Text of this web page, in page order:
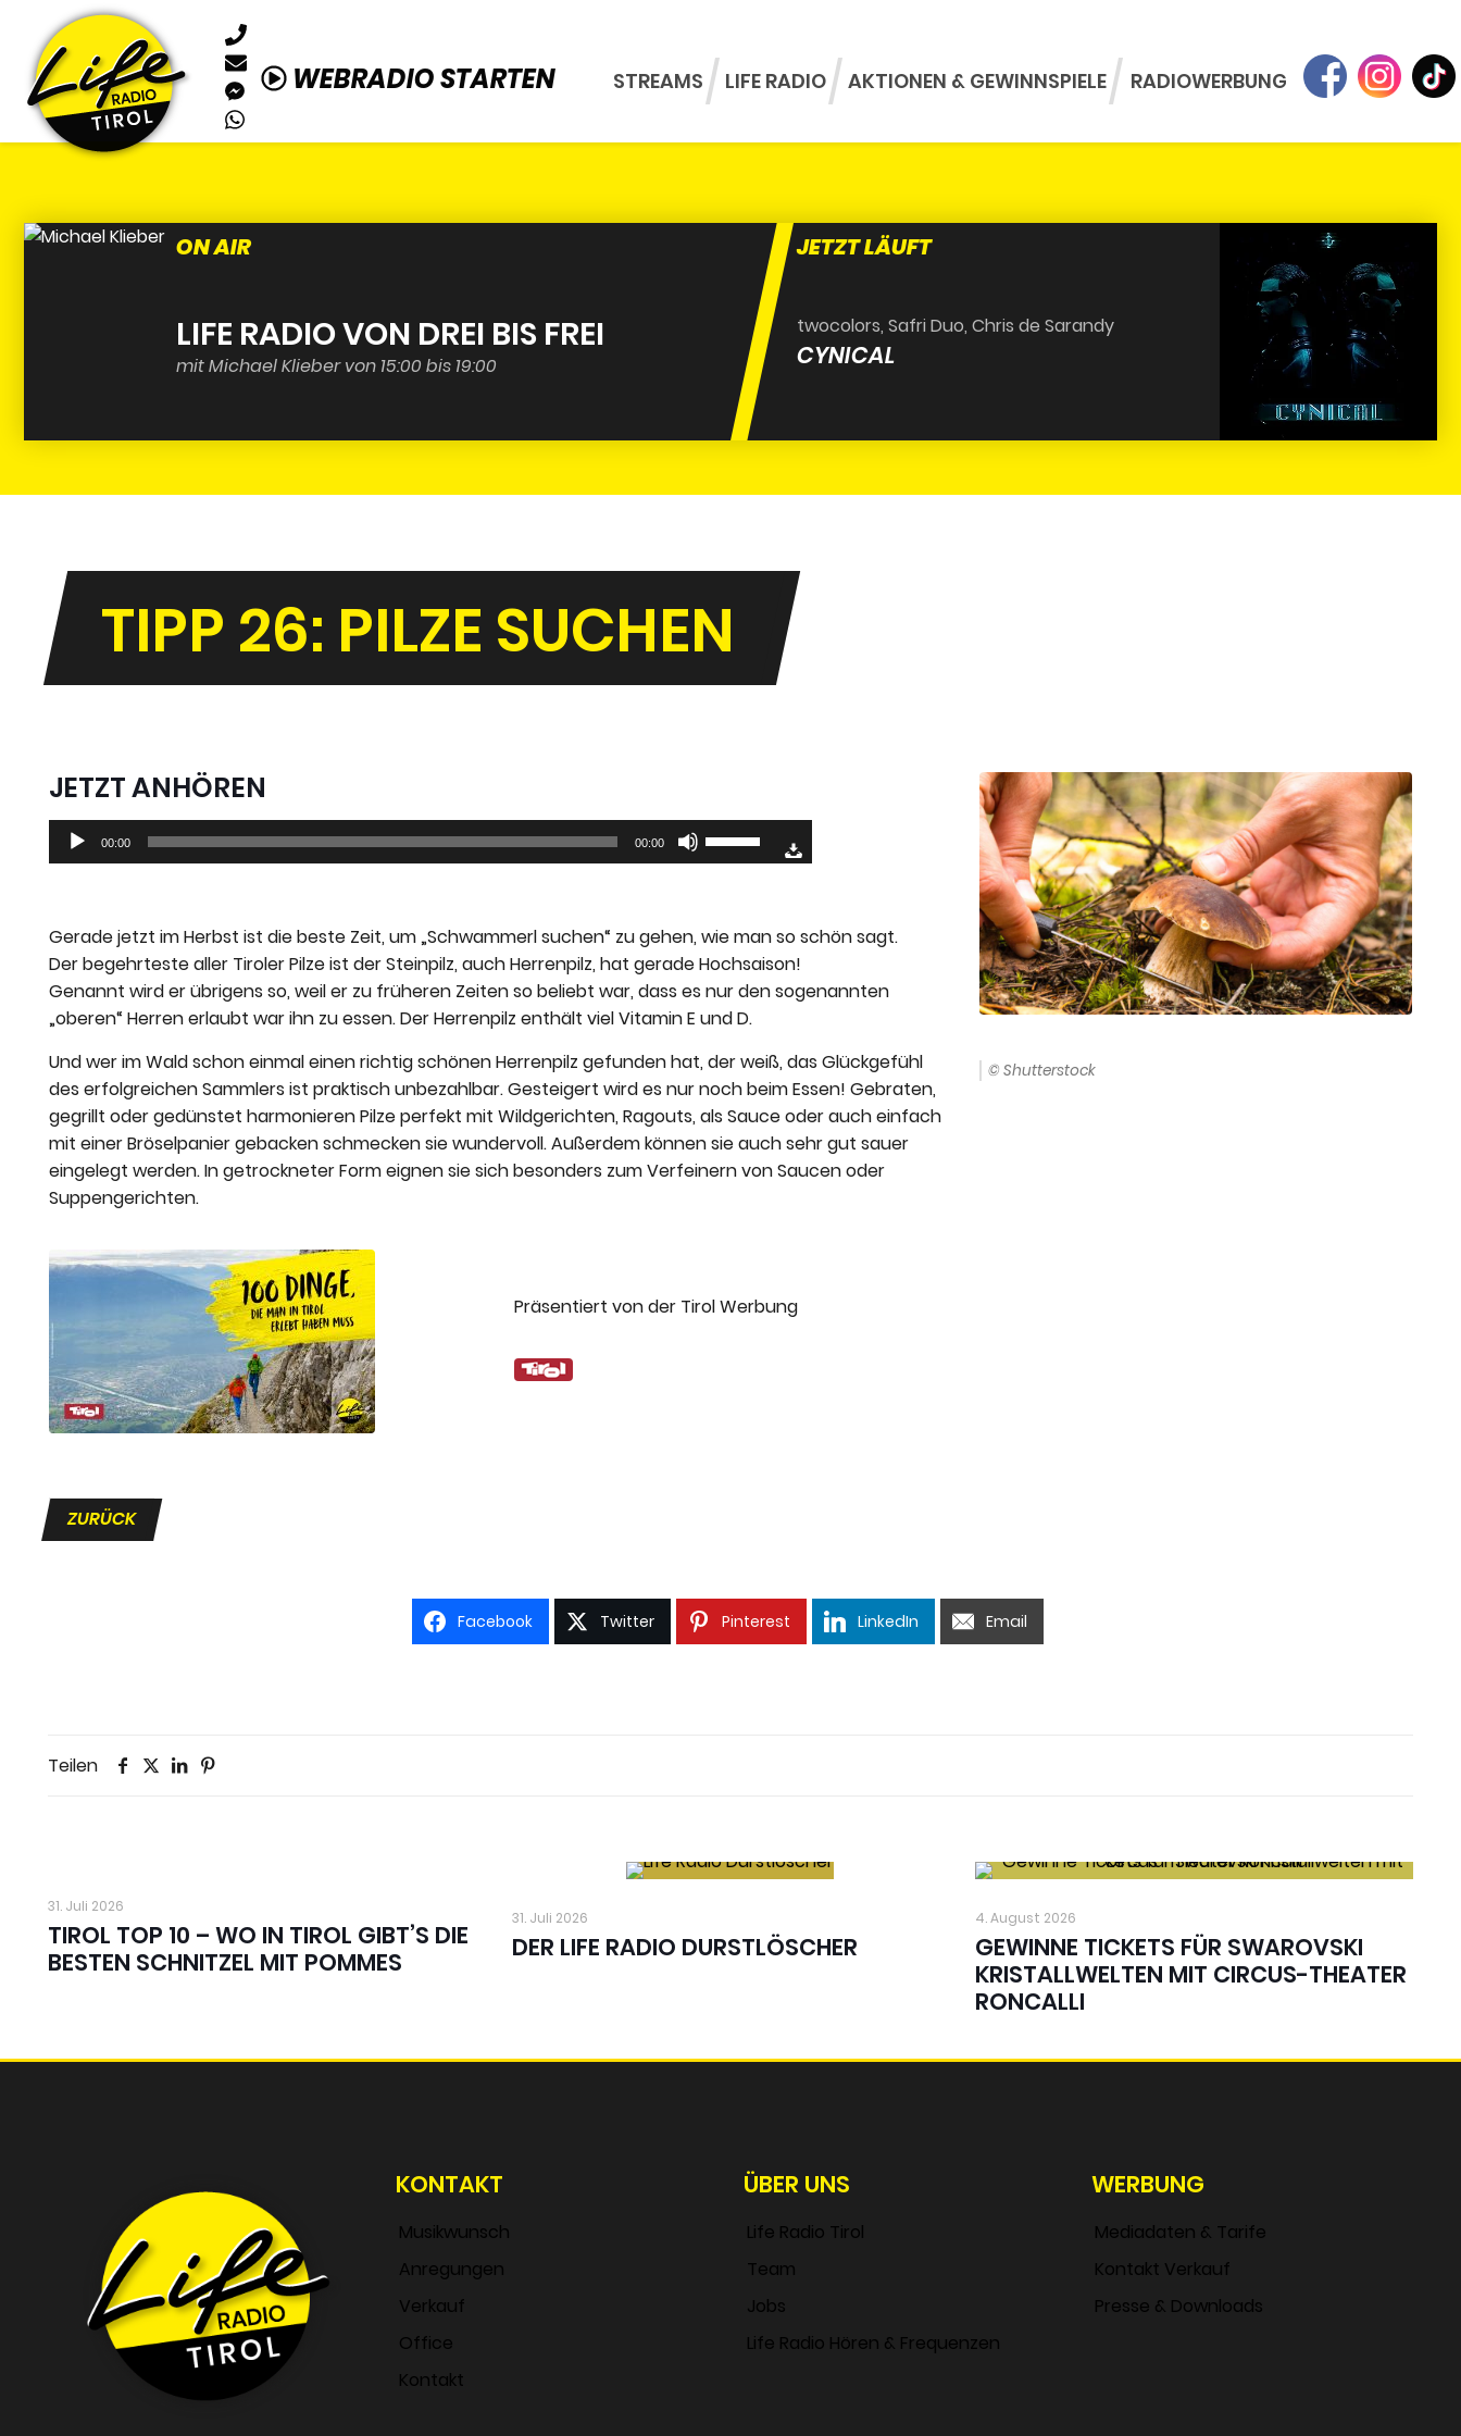
WEBRADIO STARTEN STREAMS LIFE RADIO AKTIONEN & GEWINNSPIELE RADIOWERBUNG
ON AIR
LIFE RADIO VON DREI BIS FREI
mit Michael Klieber von 15:00 bis 19:00
JETZT LÄUFT
twocolors, Safri Duo, Chris de Sarandy
CYNICAL
TIPP 26: PILZE SUCHEN
© Shutterstock
JETZT ANHÖREN
Audio-
Player
00:00 00:00
Hoch/Runter
die
Lautstärke
zu
regeln.
Gerade jetzt im Herbst ist die beste Zeit, um „Schwammerl suchen“ zu gehen, wie man so schön sagt.
Der begehrteste aller Tiroler Pilze ist der Steinpilz, auch Herrenpilz, hat gerade Hochsaison!
Genannt wird er übrigens so, weil er zu früheren Zeiten so beliebt war, dass es nur den sogenannten
„oberen“ Herren erlaubt war ihn zu essen. Der Herrenpilz enthält viel Vitamin E und D.
Und wer im Wald schon einmal einen richtig schönen Herrenpilz gefunden hat, der weiß, das Glückgefühl
des erfolgreichen Sammlers ist praktisch unbezahlbar. Gesteigert wird es nur noch beim Essen! Gebraten,
gegrillt oder gedünstet harmonieren Pilze perfekt mit Wildgerichten, Ragouts, als Sauce oder auch einfach
mit einer Bröselpanier gebacken schmecken sie wundervoll. Außerdem können sie auch sehr gut sauer
eingelegt werden. In getrockneter Form eignen sie sich besonders zum Verfeinern von Saucen oder
Suppengerichten.
Präsentiert von der Tirol Werbung
ZURÜCK
Facebook Twitter Pinterest LinkedIn Email
Teilen
31. Juli 2026
TIROL TOP 10 – WO IN TIROL GIBT’S DIE
BESTEN SCHNITZEL MIT POMMES
31. Juli 2026
DER LIFE RADIO DURSTLÖSCHER
4. August 2026
GEWINNE TICKETS FÜR SWAROVSKI
KRISTALLWELTEN MIT CIRCUS-THEATER
RONCALLI
KONTAKT
Musikwunsch
Anregungen
Verkauf
Office
Kontakt
ÜBER UNS
Life Radio Tirol
Team
Jobs
Life Radio Hören & Frequenzen
WERBUNG
Mediadaten & Tarife
Kontakt Verkauf
Presse & Downloads